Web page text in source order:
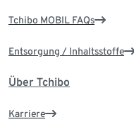
Tchibo MOBIL FAQs
Entsorgung / Inhaltsstoffe
Über Tchibo
Karriere